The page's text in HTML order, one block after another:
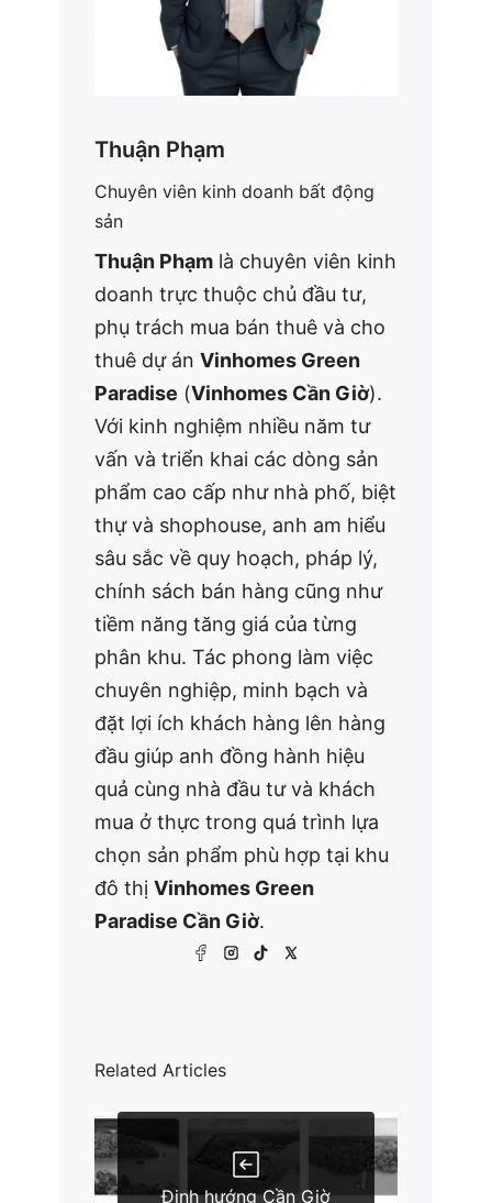
Thuận Phạm
Chuyên viên kinh doanh bất động
sản
Thuận Phạm là chuyên viên kinh
doanh trực thuộc chủ đầu tư,
phụ trách mua bán thuê và cho
thuê dự án Vinhomes Green
Paradise (Vinhomes Cần Giờ).
Với kinh nghiệm nhiều năm tư
vấn và triển khai các dòng sản
phẩm cao cấp như nhà phố, biệt
thự và shophouse, anh am hiểu
sâu sắc về quy hoạch, pháp lý,
chính sách bán hàng cũng như
tiềm năng tăng giá của từng
phân khu. Tác phong làm việc
chuyên nghiệp, minh bạch và
đặt lợi ích khách hàng lên hàng
đầu giúp anh đồng hành hiệu
quả cùng nhà đầu tư và khách
mua ở thực trong quá trình lựa
chọn sản phẩm phù hợp tại khu
đô thị Vinhomes Green
Paradise Cần Giờ.
Related Articles
Định hướng Cần Giờ